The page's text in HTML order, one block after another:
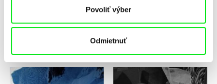
Povoliť výber
Odmietnuť
Roman Liubyi Pavel Jurda
Volám sa Hladný Bizón